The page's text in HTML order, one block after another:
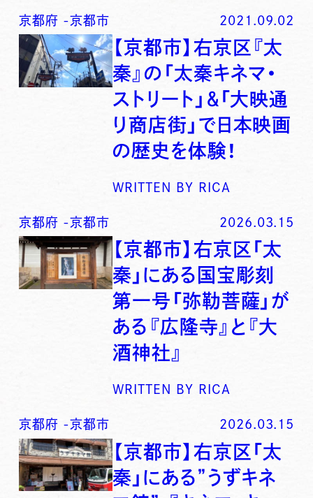
京都府 -京都市 2021.09.02
【京都市】右京区『太
秦』の「太秦キネマ・
ストリート」＆「大映通
り商店街」で日本映画
の歴史を体験！
WRITTEN BY RICA
京都府 -京都市 2026.03.15
【京都市】右京区「太
秦」にある国宝彫刻
第一号「弥勒菩薩」が
ある『広隆寺』と『大
酒神社』
WRITTEN BY RICA
京都府 -京都市 2026.03.15
【京都市】右京区「太
秦」にある”うずキネ